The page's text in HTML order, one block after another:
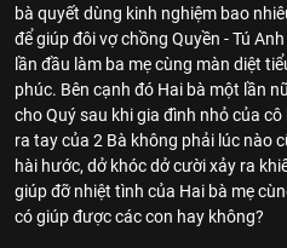
bà quyết dùng kinh nghiệm bao
để giúp đôi vợ chồng Quyền - Tú
lần đầu làm ba mẹ cùng màn diệt
phúc. Bên cạnh đó Hai bà một lần
cho Quý sau khi gia đình nhỏ của
ra tay của 2 Bà không phải lúc nào
hài hước, dở khóc dở cười xảy ra
giúp đỡ nhiệt tình của Hai bà mẹ
có giúp được các con hay không?